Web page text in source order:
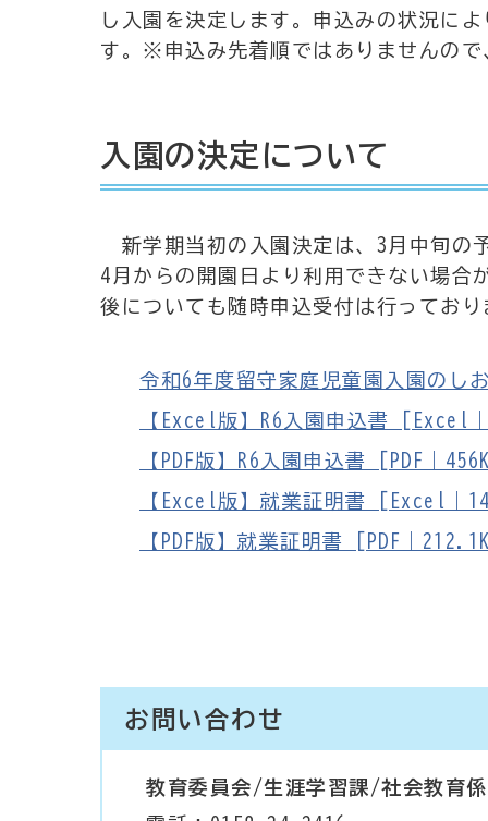
し入園を決定します。申込みの状況に
す。※申込み先着順ではありませんので
入園の決定について
新学期当初の入園決定は、3月中旬の
4月からの開園日より利用できない場合
後についても随時申込受付は行っており
令和6年度留守家庭児童園入園のし
【Excel版】R6入園申込書 [Excel｜
【PDF版】R6入園申込書 [PDF｜
【Excel版】就業証明書 [Excel｜
【PDF版】就業証明書 [PDF｜
お問い合わせ
教育委員会/生涯学習課/社会教育係